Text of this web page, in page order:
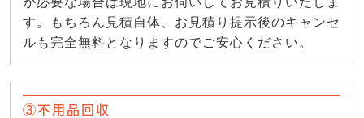
す。もちろん見積自体、お見積り提示後のキャンセ
ルも完全無料となりますのでご安心ください。
③不用品回収